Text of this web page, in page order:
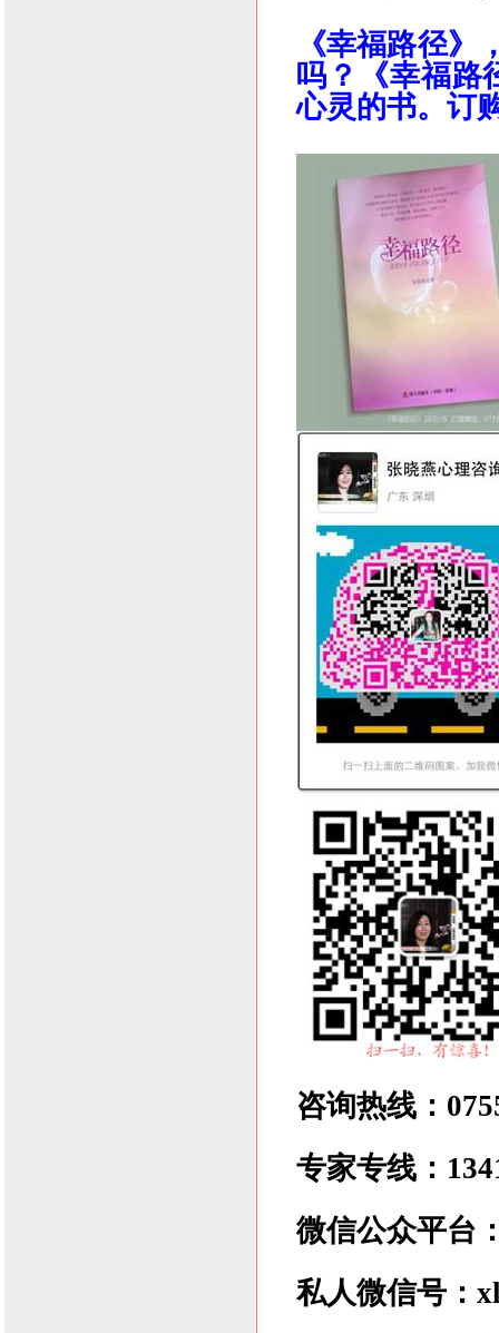
《幸福路径
吗？《幸福路
心灵的书。订
咨询热线：
专家专线：
微信公众平台
私人微信号：